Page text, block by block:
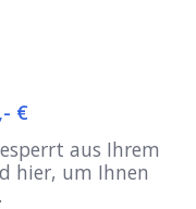
€
aus Ihrem
hier, um Ihnen